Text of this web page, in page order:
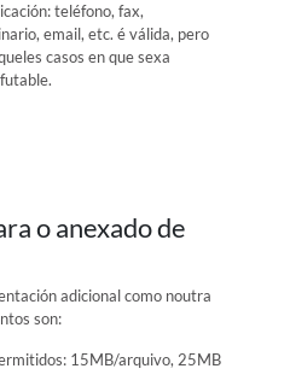
teléfono, fax,
email, etc. é válida, pero
casos en que sexa
o anexado de
adicional como noutra
son:
15MB/arquivo, 25MB